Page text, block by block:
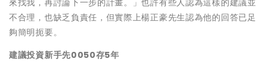
來找我，再討論下一步的計畫。」也許有些人認為這樣的建議並
不合理，也缺乏負責任，但實際上楊正豪先生認為他的回答已足
夠簡明扼要。
建議投資新手先0050存5年